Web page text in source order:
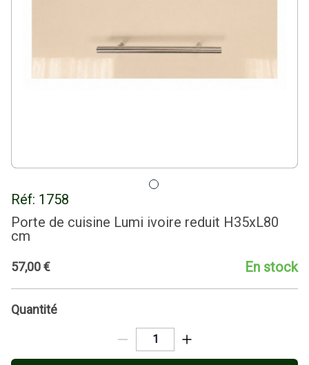
Réf: 1758
Porte de cuisine Lumi ivoire reduit H35xL80
cm
57,00€ En stock
Quantité